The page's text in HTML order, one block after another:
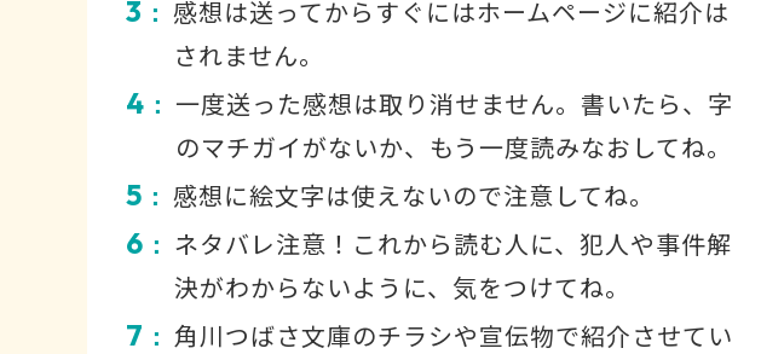
3 ： 感想は送ってからすぐにはホームページに紹介は
されません。
4 ： 一度送った感想は取り消せません。書いたら、字
のマチガイがないか、もう一度読みなおしてね。
5 ： 感想に絵文字は使えないので注意してね。
6 ： ネタバレ注意！これから読む人に、犯人や事件解
決がわからないように、気をつけてね。
7 ： 角川つばさ文庫のチラシや宣伝物で紹介させてい